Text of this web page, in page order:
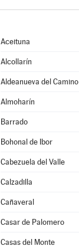
Aceituna
Alcollarín
Aldeanueva del Camino
Almoharín
Barrado
Bohonal de Ibor
Cabezuela del Valle
Calzadilla
Cañaveral
Casar de Palomero
Casas del Monte